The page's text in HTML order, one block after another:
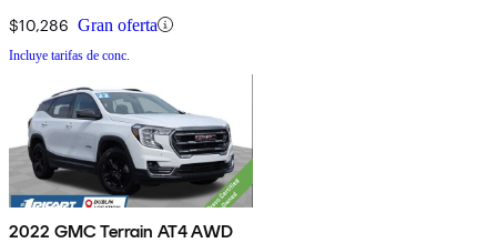
$10,286 Gran oferta
Incluye tarifas de conc.
2022 GMC Terrain AT4 AWD